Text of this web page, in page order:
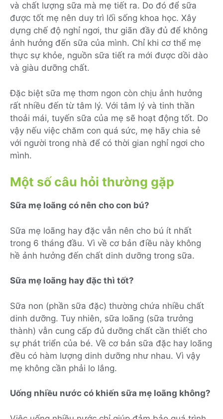
và chất lượng sữa mà mẹ tiết ra. Do đó để sữa
được tốt mẹ nên duy trì lối sống khoa học. Xây
dựng chế độ nghỉ ngơi, thư giãn đầy đủ để không
ảnh hưởng đến sữa của mình. Chỉ khi cơ thể mẹ
thực sự khỏe, nguồn sữa tiết ra mới được dồi dào
và giàu dưỡng chất.
Đặc biệt sữa mẹ thơm ngon còn chịu ảnh hưởng
rất nhiều đến từ tâm lý. Với tâm lý và tinh thần
thoải mái, tuyến sữa của mẹ sẽ hoạt động tốt. Do
vậy nếu việc chăm con quá sức, mẹ hãy chia sẻ
với người trong nhà để có thời gian nghỉ ngơi cho
mình.
Một số câu hỏi thường gặp
Sữa mẹ loãng có nên cho con bú?
Sữa mẹ loãng hay đặc vẫn nên cho bú ít nhất
trong 6 tháng đầu. Vì về cơ bản điều này không
hề ảnh hưởng đến chất dinh dưỡng trong sữa.
Sữa mẹ loãng hay đặc thì tốt?
Sữa non (phần sữa đặc) thường chứa nhiều chất
dinh dưỡng. Tuy nhiên, sữa loãng (sữa trưởng
thành) vẫn cung cấp đủ dưỡng chất cần thiết cho
sự phát triển của bé. Về cơ bản sữa đặc hay loãng
đều có hàm lượng dinh dưỡng như nhau. Vì vậy
mẹ không cần phải lo lắng.
Uống nhiều nước có khiến sữa mẹ loãng không?